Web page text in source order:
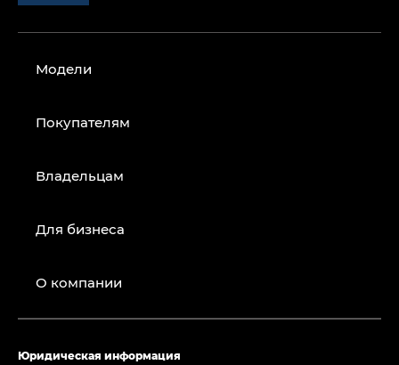
Модели
Покупателям
Владельцам
Для бизнеса
О компании
Юридическая информация